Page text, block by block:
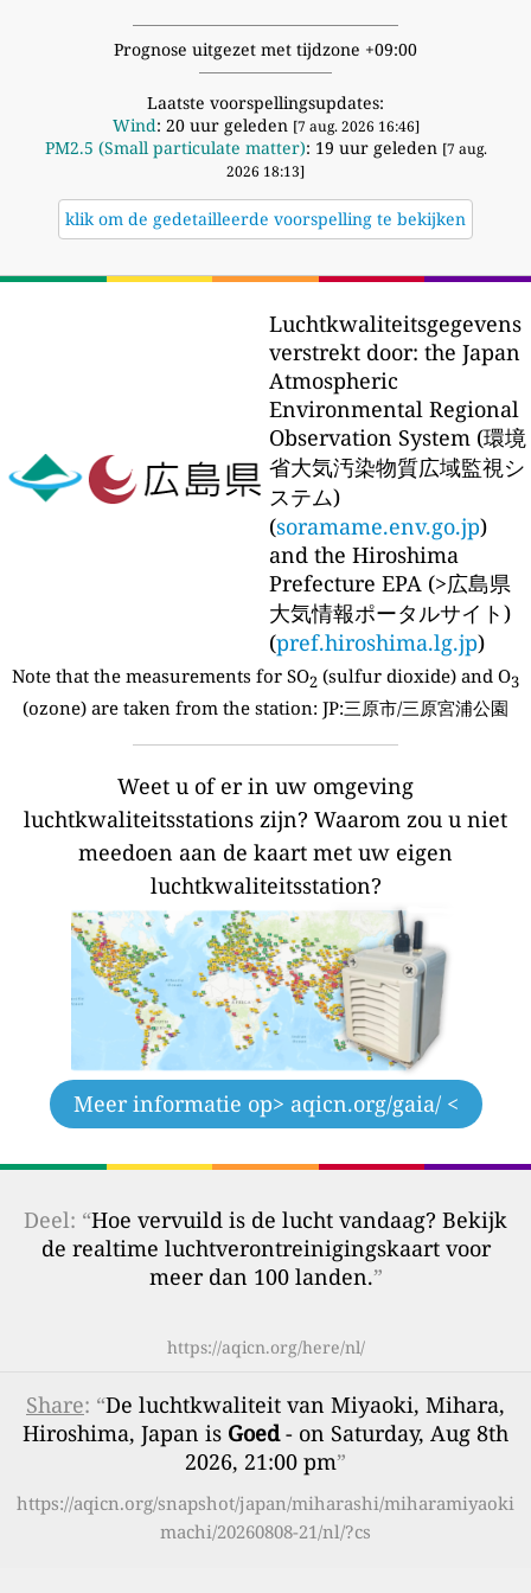
Prognose uitgezet met tijdzone +09:00
Laatste voorspellingsupdates:
Wind: 20 uur geleden [7 aug. 2026 16:46]
PM2.5 (Small particulate matter): 19 uur geleden [7 aug.
2026 18:13]
klik om de gedetailleerde voorspelling te bekijken
Luchtkwaliteitsgegevens
verstrekt door: the Japan
Atmospheric
Environmental Regional
Observation System (環境
省大気汚染物質広域監視シ
ステム)
(soramame.env.go.jp)
and the Hiroshima
Prefecture EPA (>広島県
大気情報ポータルサイト)
(pref.hiroshima.lg.jp)
Note that the measurements for SO2 (sulfur dioxide) and O3
(ozone) are taken from the station: JP:三原市/三原宮浦公園
Weet u of er in uw omgeving
luchtkwaliteitsstations zijn? Waarom zou u niet
meedoen aan de kaart met uw eigen
luchtkwaliteitsstation?
Meer informatie op> aqicn.org/gaia/ <
Deel: “Hoe vervuild is de lucht vandaag? Bekijk
de realtime luchtverontreinigingskaart voor
meer dan 100 landen.”
https://aqicn.org/here/nl/
Share: “De luchtkwaliteit van Miyaoki, Mihara,
Hiroshima, Japan is Goed- on Saturday, Aug 8th
2026, 21:00 pm”
https://aqicn.org/snapshot/japan/miharashi/miharamiyaoki
machi/20260808-21/nl/?cs